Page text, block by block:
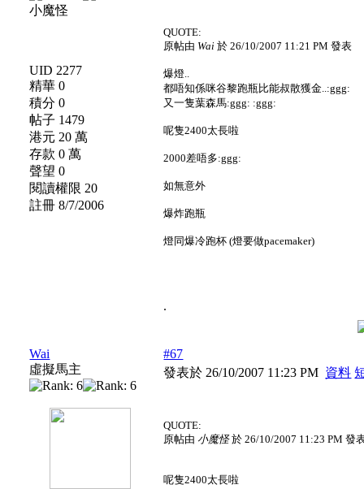
小魔怪
UID 2277
精華 0
積分 0
帖子 1479
港元 20 萬
存款 0 萬
聲望 0
閱讀權限 20
註冊 8/7/2006
QUOTE:
原帖由 Wai 於 26/10/2007 11:21 PM 發表
爆燈..
都唔知係咪谷黎跑瓶比能叔散獲金..:ggg:
又一隻葉森馬:ggg: :ggg:
呢隻2400太長啦
2000差唔多:ggg:
如無意外
爆炸跑瓶
燈同爆冷跑杯 (燈要做pacemaker)
.
Wai
虛擬馬主
#67
發表於 26/10/2007 11:23 PM 資料
QUOTE:
原帖由 小魔怪於 26/10/2007 11:23 PM 發
呢隻2400太長啦